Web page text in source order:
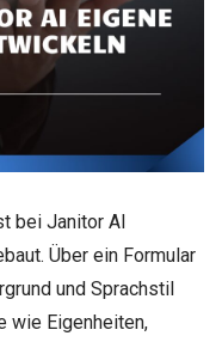
bei Janitor AI
Über ein Formular
und Sprachstil
wie Eigenheiten,